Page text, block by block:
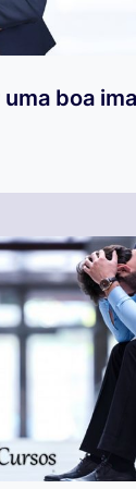
boa